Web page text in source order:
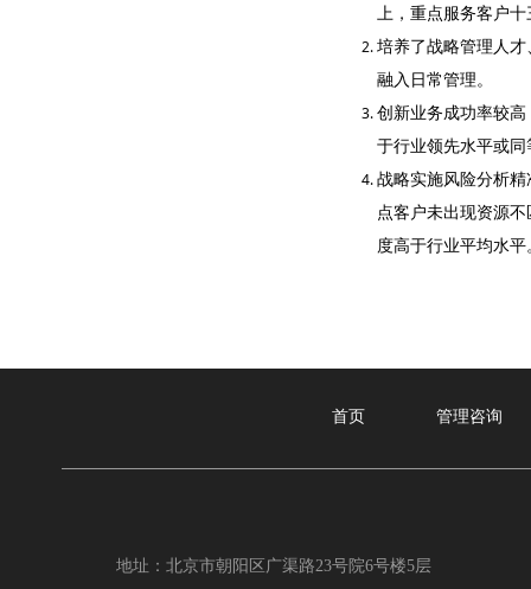
上，重点服务客户
培养了战略管理人
融入日常管理。
创新业务成功率较
于行业领先水平或
战略实施风险分析
点客户未出现资源
度高于行业平均水平
地址：北京市朝阳区广渠路23号院6号楼5层
首页 管理咨询